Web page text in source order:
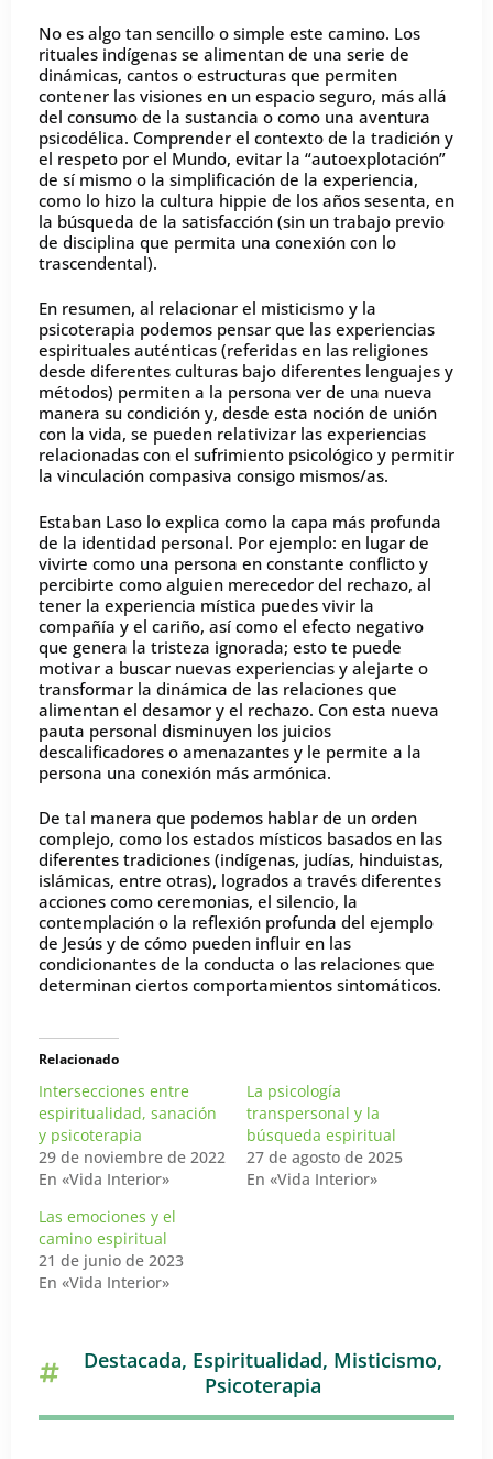
No es algo tan sencillo o simple este camino. Los
rituales indígenas se alimentan de una serie de
dinámicas, cantos o estructuras que permiten
contener las visiones en un espacio seguro, más allá
del consumo de la sustancia o como una aventura
psicodélica. Comprender el contexto de la tradición y
el respeto por el Mundo, evitar la “autoexplotación”
de sí mismo o la simplificación de la experiencia,
como lo hizo la cultura hippie de los años sesenta, en
la búsqueda de la satisfacción (sin un trabajo previo
de disciplina que permita una conexión con lo
trascendental).
En resumen, al relacionar el misticismo y la
psicoterapia podemos pensar que las experiencias
espirituales auténticas (referidas en las religiones
desde diferentes culturas bajo diferentes lenguajes y
métodos) permiten a la persona ver de una nueva
manera su condición y, desde esta noción de unión
con la vida, se pueden relativizar las experiencias
relacionadas con el sufrimiento psicológico y permitir
la vinculación compasiva consigo mismos/as.
Estaban Laso lo explica como la capa más profunda
de la identidad personal. Por ejemplo: en lugar de
vivirte como una persona en constante conflicto y
percibirte como alguien merecedor del rechazo, al
tener la experiencia mística puedes vivir la
compañía y el cariño, así como el efecto negativo
que genera la tristeza ignorada; esto te puede
motivar a buscar nuevas experiencias y alejarte o
transformar la dinámica de las relaciones que
alimentan el desamor y el rechazo. Con esta nueva
pauta personal disminuyen los juicios
descalificadores o amenazantes y le permite a la
persona una conexión más armónica.
De tal manera que podemos hablar de un orden
complejo, como los estados místicos basados en las
diferentes tradiciones (indígenas, judías, hinduistas,
islámicas, entre otras), logrados a través diferentes
acciones como ceremonias, el silencio, la
contemplación o la reflexión profunda del ejemplo
de Jesús y de cómo pueden influir en las
condicionantes de la conducta o las relaciones que
determinan ciertos comportamientos sintomáticos.
Relacionado
Intersecciones entre
espiritualidad, sanación
y psicoterapia
29 de noviembre de 2022
En «Vida Interior»
La psicología
transpersonal y la
búsqueda espiritual
27 de agosto de 2025
En «Vida Interior»
Las emociones y el
camino espiritual
21 de junio de 2023
En «Vida Interior»
Destacada, Espiritualidad, Misticismo,
Psicoterapia